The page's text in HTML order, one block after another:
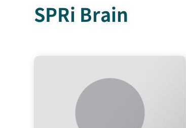
SPRi Brain